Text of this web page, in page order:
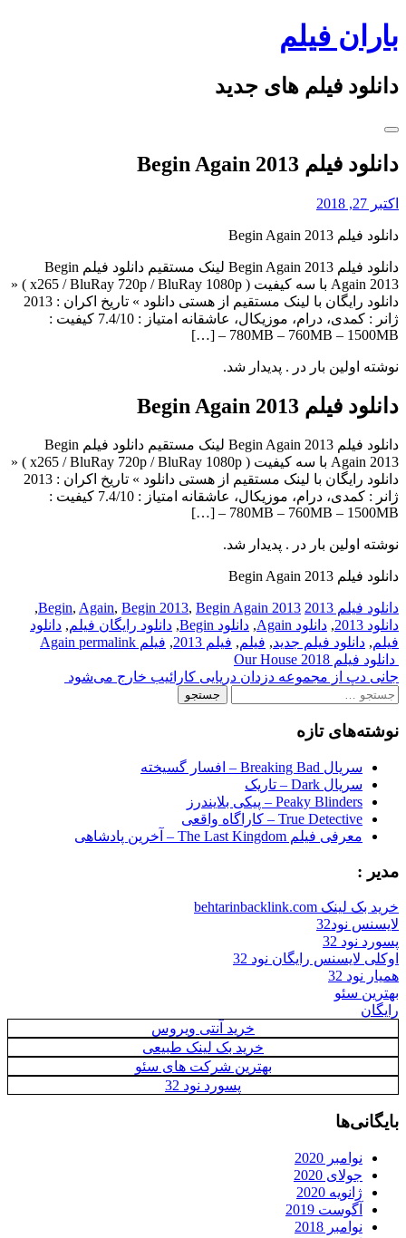
Skip
to
content
باران فیلم
دانلود فیلم های جدید
دانلود فیلم Begin Again 2013
اکتبر 27, 2018
دانلود فیلم Begin Again 2013
دانلود فیلم Begin Again 2013 لینک مستقیم دانلود فیلم Begin
Again 2013 با سه کیفیت ( x265 / BluRay 720p / BluRay 1080p ) «
دانلود رایگان با لینک مستقیم از هستی دانلود » تاریخ اکران : 2013
ژانر : کمدی، درام، موزیکال، عاشقانه امتیاز : 7.4/10 کیفیت :
780MB – 760MB – 1500MB – […]
نوشته اولین بار در . پدیدار شد.
دانلود فیلم Begin Again 2013
دانلود فیلم Begin Again 2013 لینک مستقیم دانلود فیلم Begin
Again 2013 با سه کیفیت ( x265 / BluRay 720p / BluRay 1080p ) «
دانلود رایگان با لینک مستقیم از هستی دانلود » تاریخ اکران : 2013
ژانر : کمدی، درام، موزیکال، عاشقانه امتیاز : 7.4/10 کیفیت :
780MB – 760MB – 1500MB – […]
نوشته اولین بار در . پدیدار شد.
دانلود فیلم Begin Again 2013
دانلود فیلم 2013 2013 Begin
, Again, Begin 2013, Begin Again
,
دانلود 2013
, دانلود Again , دانلود Begin , دانلود رایگان فیلم, دانلود
فیلم, دانلود فیلم جدید, فیلم, فیلم 2013 , فیلم Again permalink
Post
navigation
دانلود فیلم Our House 2018
جانی دپ از مجموعه دزدان دریایی کارائیب خارج می‌شود
جستجو
نوشته‌های تازه
سریال Breaking Bad – افسار گسیخته
سریال Dark – تاریک
Peaky Blinders – پیکی بلایندرز
True Detective – کاراگاه واقعی
معرفی فیلم The Last Kingdom – آخرین پادشاهی
مدیر :
خرید بک لینک behtarinbacklink.com
لایسنس نود32
پسورد نود 32
اوکلی لایسنس رایگان نود 32
همیار نود 32
بهترین سئو
رایگان
خرید آنتی ویروس
خرید بک لینک طبیعی
بهترین شرکت های سئو
پسورد نود 32
بایگانی‌ها
نوامبر 2020
جولای 2020
ژانویه 2020
آگوست 2019
نوامبر 2018